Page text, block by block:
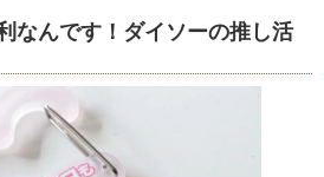
なんです！ダイソーの推し活